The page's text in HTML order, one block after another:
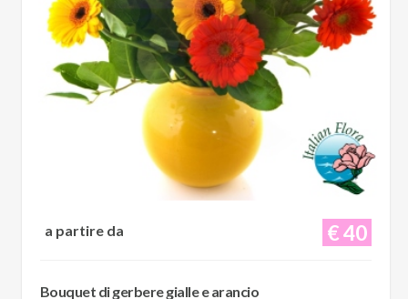
€ 40
a partire da
Bouquet di gerbere gialle e arancio